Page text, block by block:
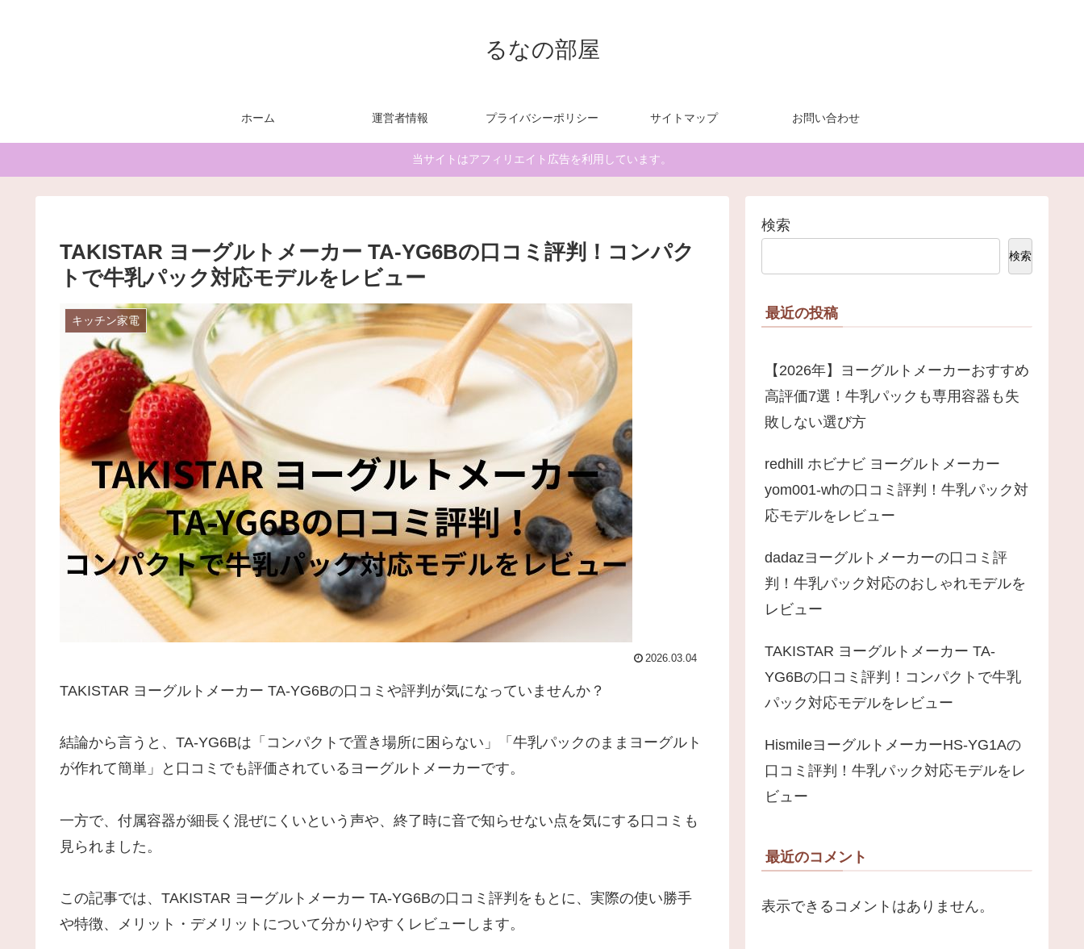
るなの部屋
ホーム 運営者情報 プライバシーポリシー サイトマップ お問い合わせ
当サイトはアフィリエイト広告を利用しています。
TAKISTAR ヨーグルトメーカー TA-YG6Bの口コミ評判！コンパク
トで牛乳パック対応モデルをレビュー
キッチン家電
2026.03.04
TAKISTAR ヨーグルトメーカー TA-YG6Bの口コミや評判が気になっていませんか？
結論から言うと、TA-YG6Bは「コンパクトで置き場所に困らない」「牛乳パックのままヨーグルト
が作れて簡単」と口コミでも評価されているヨーグルトメーカーです。
一方で、付属容器が細長く混ぜにくいという声や、終了時に音で知らせない点を気にする口コミも
見られました。
この記事では、TAKISTAR ヨーグルトメーカー TA-YG6Bの口コミ評判をもとに、実際の使い勝手
や特徴、メリット・デメリットについて分かりやすくレビューします。
検索
検索
最近の投稿
【2026年】ヨーグルトメーカーおすすめ
高評価7選！牛乳パックも専用容器も失
敗しない選び方
redhill ホビナビ ヨーグルトメーカー
yom001-whの口コミ評判！牛乳パック対
応モデルをレビュー
dadazヨーグルトメーカーの口コミ評
判！牛乳パック対応のおしゃれモデルを
レビュー
TAKISTAR ヨーグルトメーカー TA-
YG6Bの口コミ評判！コンパクトで牛乳
パック対応モデルをレビュー
HismileヨーグルトメーカーHS-YG1Aの
口コミ評判！牛乳パック対応モデルをレ
ビュー
最近のコメント
表示できるコメントはありません。